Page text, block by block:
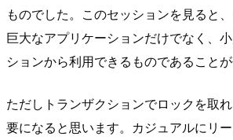
ものでした。このセッションを見ると
巨大なアプリケーションだけでなく、
ションから利用できるものであることが
ただしトランザクションでロックを取
要になると思います。カジュアルにリ